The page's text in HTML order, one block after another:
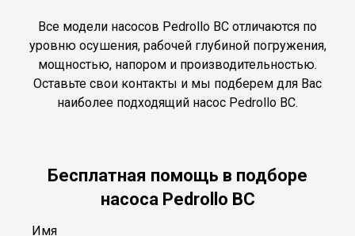
Все модели насосов Pedrollo BC отличаются по
уровню осушения, рабочей глубиной погружения,
мощностью, напором и производительностью.
Оставьте свои контакты и мы подберем для Вас
наиболее подходящий насос Pedrollo BC.
Бесплатная помощь в подборе
насоса Pedrollo BC
Имя